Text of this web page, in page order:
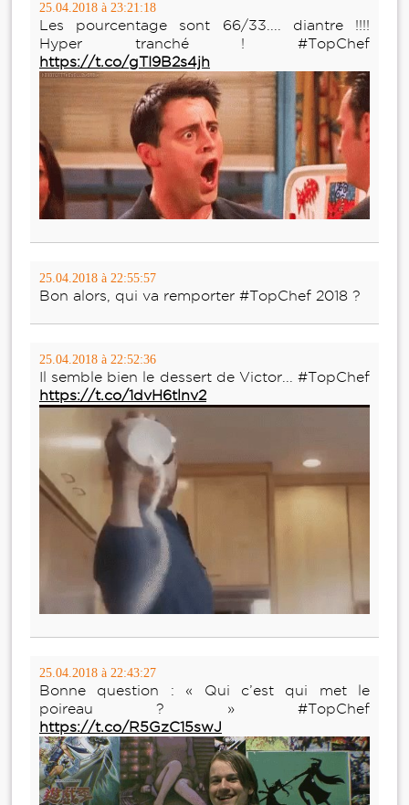
25.04.2018 à 23:21:18
Les pourcentage sont 66/33.... diantre !!!!
Hyper tranché ! #TopChef
https://t.co/gTI9B2s4jh
25.04.2018 à 22:55:57
Bon alors, qui va remporter #TopChef 2018 ?
25.04.2018 à 22:52:36
Il semble bien le dessert de Victor... #TopChef
https://t.co/1dvH6tlnv2
25.04.2018 à 22:43:27
Bonne question : « Qui c’est qui met le
poireau ? » #TopChef
https://t.co/R5GzC15swJ